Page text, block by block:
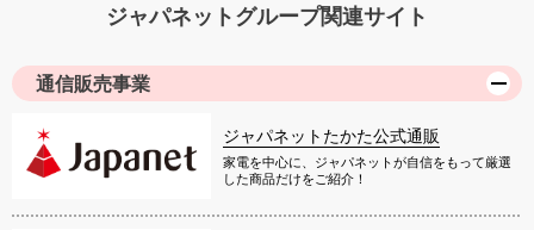
ジャパネットグループ関連サイト
通信販売事業
ジャパネットたかた公式通販
家電を中心に、ジャパネットが自信をもって厳選
した商品だけをご紹介！